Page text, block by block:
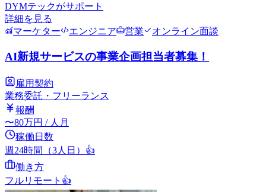
DYMテックがサポート
詳細を見る
マーケター
エンジニア 営業 オンライン面談
AI新規サービスの事業企画担当者募集！
雇用契約
業務委託・フリーランス
報酬
〜80万円 / 人月
稼働日数
週24時間（3人日） 👍
働き方
フルリモート 👍